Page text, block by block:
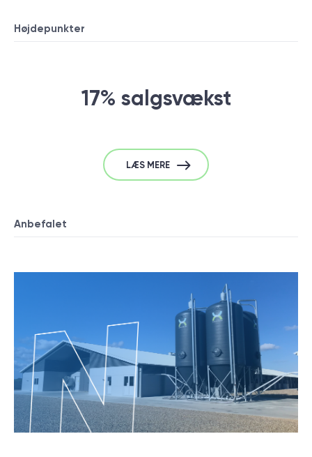
Højdepunkter
17% salgsvækst
LÆS MERE
Anbefalet